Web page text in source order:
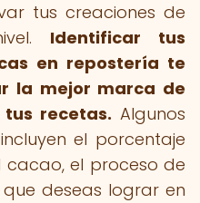
tus creaciones de
Identificar tus
en repostería te
la mejor marca de
recetas. Algunos
el porcentaje
el proceso de
deseas lograr en